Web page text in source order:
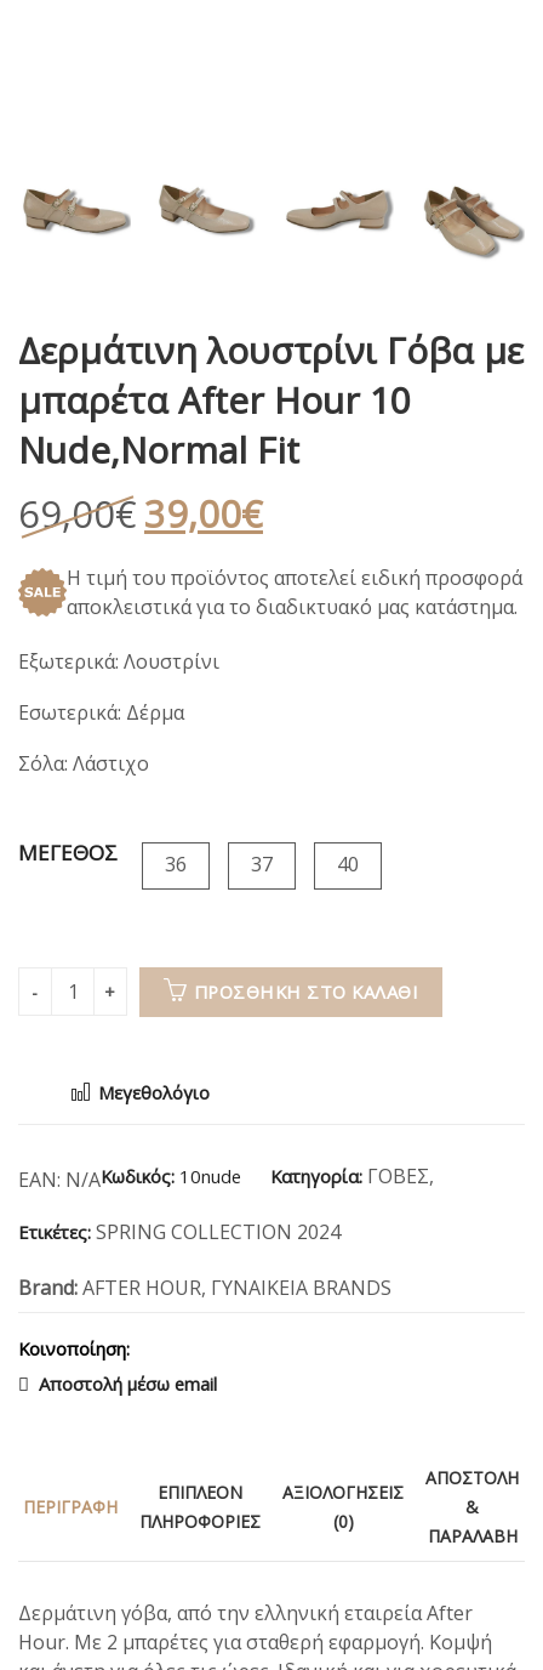
Δερμάτινη λουστρίνι Γόβα με
μπαρέτα After Hour 10
Nude,Normal Fit
69,00€ Original
price
was:
69,00€.
39,00€Η
τρέχουσα
τιμή
είναι:
Η τιμή του προϊόντος αποτελεί ειδική προσφορά
αποκλειστικά για το διαδικτυακό μας κατάστημα.
Εξωτερικά: Λουστρίνι
Εσωτερικά: Δέρμα
Σόλα: Λάστιχο
ΜΕΓΕΘΟΣ 36 37 40
ΠΡΟΣΘΉΚΗ ΣΤΟ ΚΑΛΆΘΙ
Μεγεθολόγιο
EAN: N/AΚωδικός: 10nude Κατηγορία: ΓΟΒΕΣ,
Ετικέτες: SPRING COLLECTION 2024
Brand:AFTER HOUR, ΓΥΝΑΙΚΕΙΑ BRANDS
Κοινοποίηση:
Αποστολή μέσω email
ΠΕΡΙΓΡΑΦΉ
ΕΠΙΠΛΈΟΝ
ΠΛΗΡΟΦΟΡΊΕΣ
ΑΞΙΟΛΟΓΉΣΕΙΣ
(0)
ΑΠΟΣΤΟΛΉ
&
ΠΑΡΑΛΑΒΉ
Δερμάτινη γόβα, από την ελληνική εταιρεία After
Hour. Με 2 μπαρέτες για σταθερή εφαρμογή. Κομψή